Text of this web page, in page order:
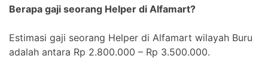
Berapa gaji seorang Helper di Alfamart?
Estimasi gaji seorang Helper di Alfamart wilayah Buru
adalah antara Rp 2.800.000 – Rp 3.500.000.